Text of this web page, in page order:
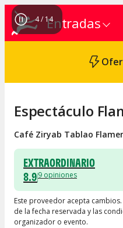
Entradas
4/ 14
Espectáculo
Café Ziryab Tablao
EXTRAORDINARIO
8.99 opiniones
Este proveedor acepta
de la fecha reservada y las
organizador o evento.